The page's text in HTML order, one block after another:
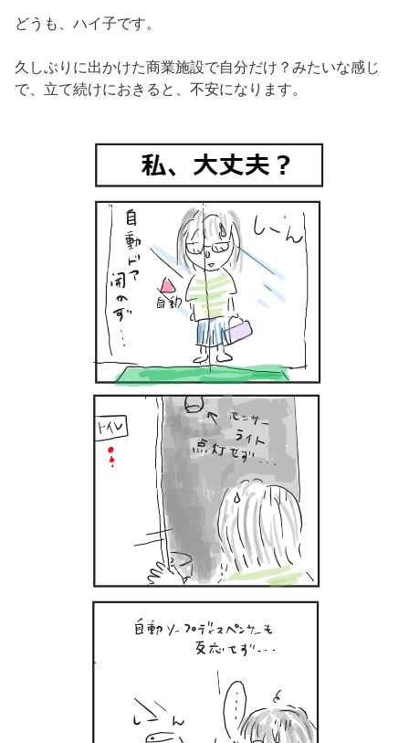
どうも、ハイ子です。
久しぶりに出かけた商業施設で自分だけ？みたいな感じ
で、立て続けにおきると、不安になります。